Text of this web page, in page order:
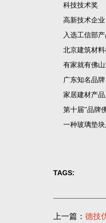
科技技术奖
高新技术企业
入选工信部
北京建筑材
有家就有佛山
广东知名品牌
家居建材产
第十届”品牌
一种玻璃垫
TAGS:
上一篇： 德技